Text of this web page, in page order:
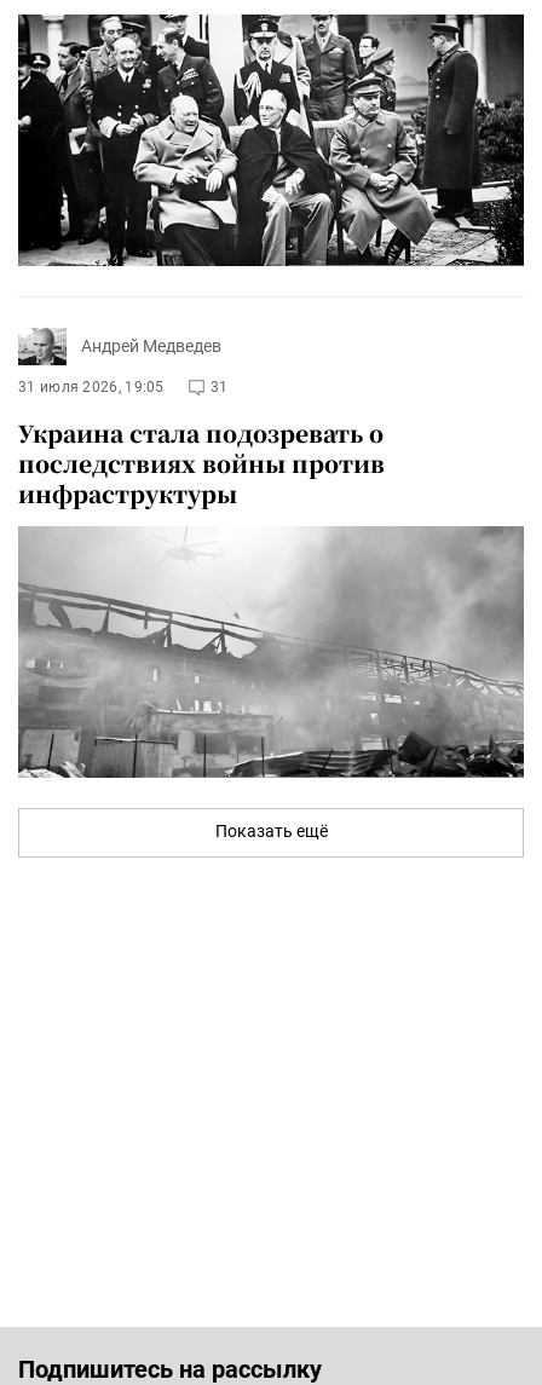
Андрей Медведев
31 июля 2026, 19:05 31
Украина стала подозревать о
последствиях войны против
инфраструктуры
Показать ещё
Подпишитесь на рассылку